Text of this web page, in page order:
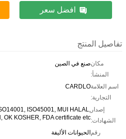
افضل سعر
تفاصيل المنتج
مكان
المنشأ:
صنع في الصين
اسم العلامة
التجارية:
CARDLO
إصدار
الشهادات:
ISO45001, MUI HALAL,
OK KOSHER, FDA certificate etc.
رقمالحيوانات الأليفة